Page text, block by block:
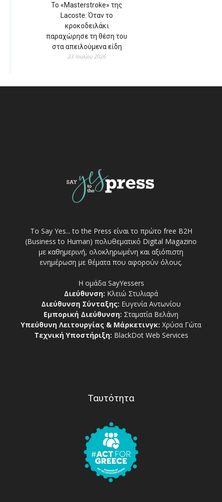
Το «Masterstroke» της
Lacoste: Όταν το
κροκοδειλάκι
παραχώρησε τη θέση του
στα απειλούμενα είδη
23 Ιουλίου 2026
Το Say Yes... to the Press είναι το πρώτο free Β2Η
(Business to Human) πολυθεματικό Digital Magazino
με καθημερινή, ολοκληρωμένη και αξιόπιστη
ενημέρωση με θέματα που αφορούν όλους.
Η ομάδα SayYessers
Διεύθυνση: Κλειώ Στυλιαρά
Διεύθυνση Σύνταξης: Ευγενία Αντωνίου
Εμπορική Διεύθυνση: Σταματία Βελάνη
Υπεύθυνη Λειτουργίας & Μάρκετινγκ: Χρύσα Γώτα
Τεχνική Υποστήριξη: BlackDot Web Services
Ταυτότητα